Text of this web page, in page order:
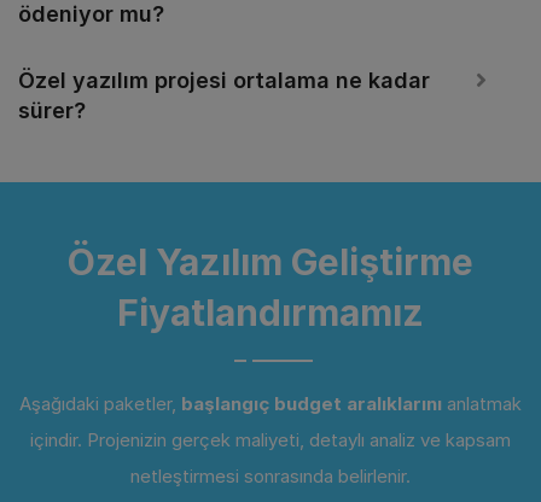
ödeniyor mu?
Özel yazılım projesi ortalama ne kadar
sürer?
Özel Yazılım Geliştirme
Fiyatlandırmamız
Aşağıdaki paketler, başlangıç budget aralıklarını anlatmak
içindir. Projenizin gerçek maliyeti, detaylı analiz ve kapsam
netleştirmesi sonrasında belirlenir.